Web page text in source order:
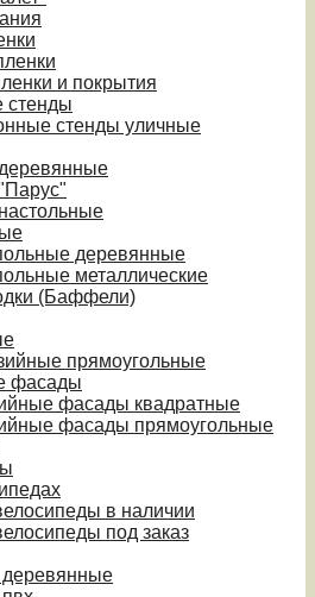
и покрытия
стенды уличные
деревянные
металлические
(Баффели)
прямоугольные
фасады
фасады квадратные
фасады прямоугольные
в наличии
под заказ
деревянные